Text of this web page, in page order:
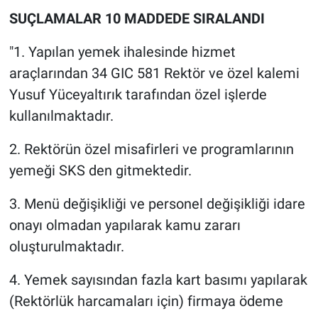
SUÇLAMALAR 10 MADDEDE SIRALANDI
"1. Yapılan yemek ihalesinde hizmet
araçlarından 34 GIC 581 Rektör ve özel kalemi
Yusuf Yüceyaltırık tarafından özel işlerde
kullanılmaktadır.
2. Rektörün özel misafirleri ve programlarının
yemeği SKS den gitmektedir.
3. Menü değişikliği ve personel değişikliği idare
onayı olmadan yapılarak kamu zararı
oluşturulmaktadır.
4. Yemek sayısından fazla kart basımı yapılarak
(Rektörlük harcamaları için) firmaya ödeme
Popüler
Programlar
Sağlık
Spor
Teknoloji
Türkiye'nin Geleceği
Türkiye'nin Gündemi
Yerel Yaşam